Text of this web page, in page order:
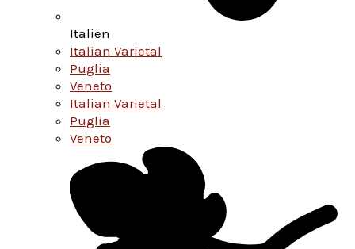
Italien
Italian Varietal
Puglia
Veneto
Italian Varietal
Puglia
Veneto